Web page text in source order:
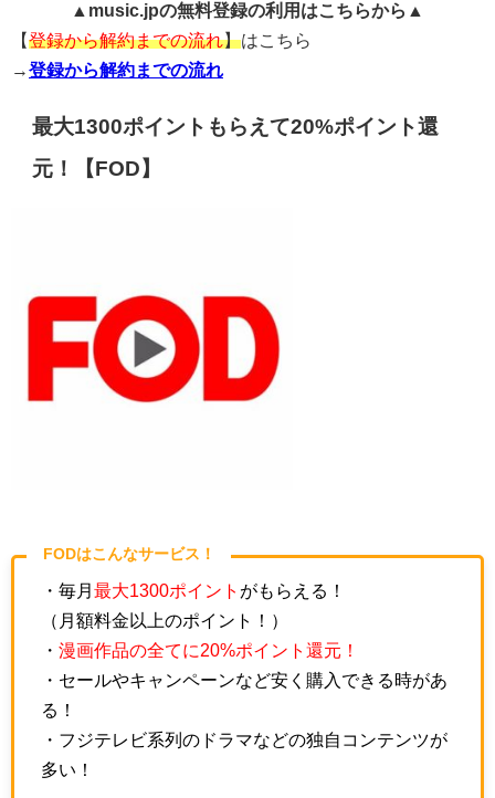
▲music.jpの無料登録の利用はこちらから▲
【登録から解約までの流れ】はこちら
→登録から解約までの流れ
最大1300ポイントもらえて20%ポイント還
元！【FOD】
FODはこんなサービス！
・毎月 最大1300ポイント がもらえる！
（月額料金以上のポイント！）
・ 漫画作品の全てに20%ポイント還元！
・セールやキャンペーンなど安く購入できる時があ
る！
・フジテレビ系列のドラマなどの独自コンテンツが
多い！